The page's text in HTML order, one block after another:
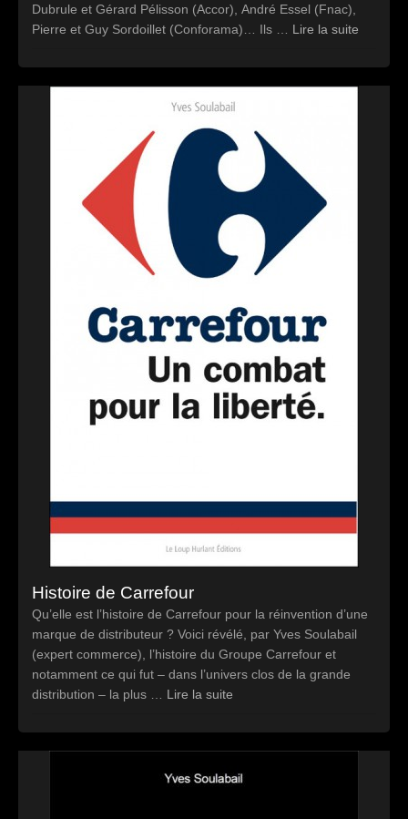
Dubrule et Gérard Pélisson (Accor), André Essel (Fnac),
Pierre et Guy Sordoillet (Conforama)… Ils … Lire la suite
Histoire de Carrefour
Qu’elle est l’histoire de Carrefour pour la réinvention d’une
marque de distributeur ? Voici révélé, par Yves Soulabail
(expert commerce), l’histoire du Groupe Carrefour et
notamment ce qui fut – dans l’univers clos de la grande
distribution – la plus … Lire la suite